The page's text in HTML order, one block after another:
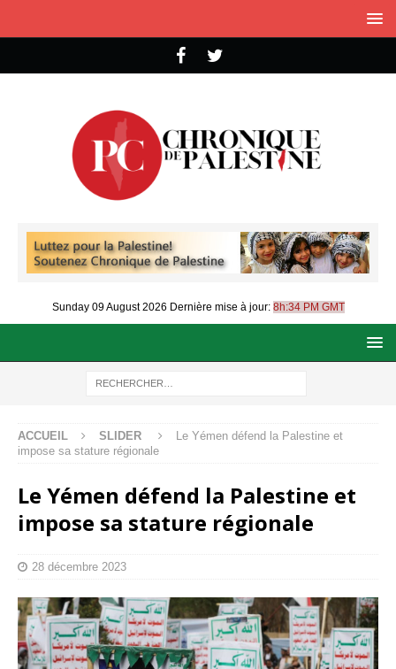
Sunday 09 August 2026 Dernière mise à jour: 8h:34 PM GMT
ACCUEIL SLIDER
Le Yémen défend la Palestine et
impose sa stature régionale
Le Yémen défend la Palestine et
impose sa stature régionale
28 décembre 2023